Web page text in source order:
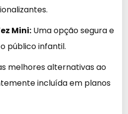
Mini: Uma opção segura e
público infantil.
melhores alternativas ao
incluída em planos